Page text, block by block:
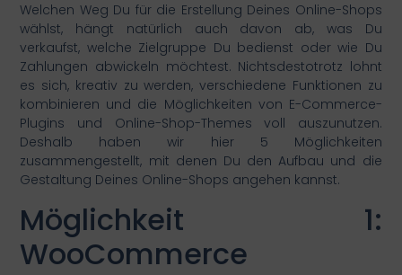
Welchen Weg Du für die Erstellung Deines Online-Shops
wählst, hängt natürlich auch davon ab, was Du
verkaufst, welche Zielgruppe Du bedienst oder wie Du
Zahlungen abwickeln möchtest. Nichtsdestotrotz lohnt
es sich, kreativ zu werden, verschiedene Funktionen zu
kombinieren und die Möglichkeiten von E-Commerce-
Plugins und Online-Shop-Themes voll auszunutzen.
Deshalb haben wir hier 5 Möglichkeiten
zusammengestellt, mit denen Du den Aufbau und die
Gestaltung Deines Online-Shops angehen kannst.
Möglichkeit 1:
WooCommerce